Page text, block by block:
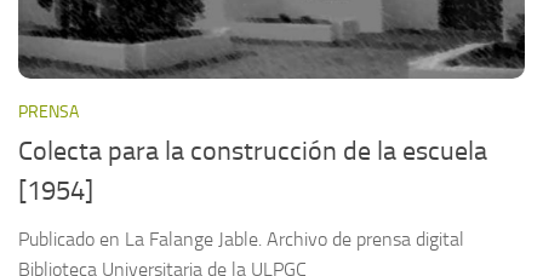
PRENSA
Colecta para la construcción de la escuela
[1954]
Publicado en La Falange Jable. Archivo de prensa digital
Biblioteca Universitaria de la ULPGC